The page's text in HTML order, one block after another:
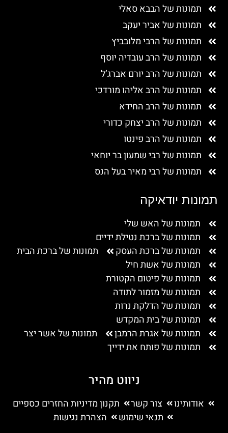
תמונות יודאיקה
תמונות של האש שלי
תמונות של ברכת נטילת ידיים
תמונות של ברכת העסק
תמונות של ברכת הבית
תמונות של אשת חיל
תמונות של פיטום הקטורת
תמונות של מזמור לתודה
תמונות של הדלקת נרות
תמונות של בית המקדש
תמונות של אגרת הרמבן
תמונות של אשר יצר
תמונות של פותח את ידייך
תמונות של הבבא סאלי
תמונות של אביר יעקב
תמונות של הרבי מלובביץ
תמונות של הרב עובדיה יוסף
תמונות של הרב יורם אברג’ל
תמונות של הרב אליהו מורדכי
תמונות של הרב החידא
תמונות של הרב יצחק כדורי
תמונות של הרב פינטו
תמונות של רבי שמעון בר יוחאי
תמונות של רבי מאיר בעל הנס
ניווט מהיר
אודותינו צור קשר
תקנון מדיניות החזרים כספיים
תנאי שימוש
הצהרת נגישות